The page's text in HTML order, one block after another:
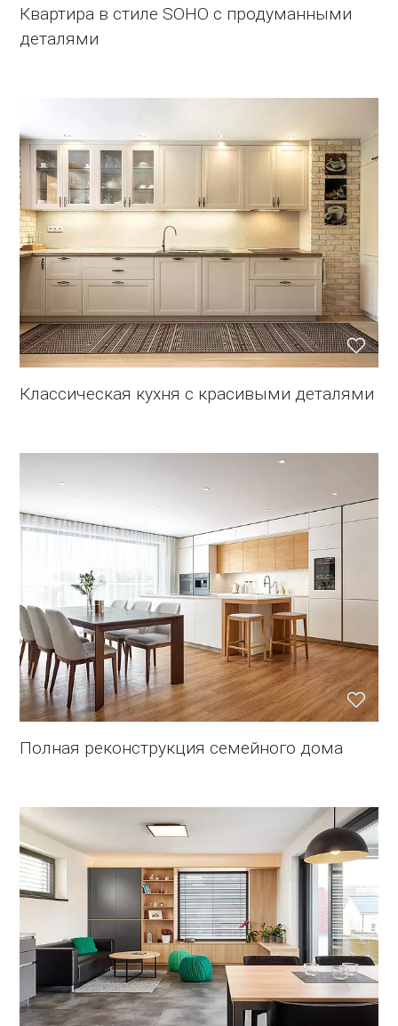
Квартира в стиле SOHO с продуманными
деталями
Классическая кухня с красивыми деталями
Полная реконструкция семейного дома